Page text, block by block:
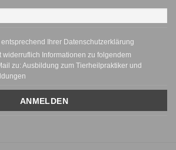
Ihrer Datenschutzerklärung
Informationen zu folgendem
zu: Ausbildung zum Tierheilpraktiker und